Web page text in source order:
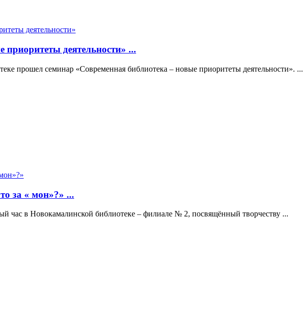
деятельности» ...
прошел семинар «Современная библиотека – новые приоритеты деятельности». ...
за « мон»?» ...
час в Новокамалинской библиотеке – филиале № 2, посвящённый творчеству ...